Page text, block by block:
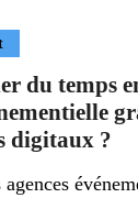
du temps
digitaux ?